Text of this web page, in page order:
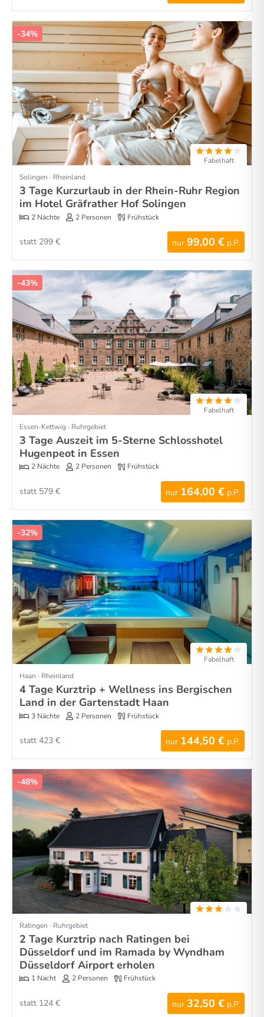
-34%
Fabelhaft
Solingen · Rheinland
3 Tage Kurzurlaub in der Rhein-Ruhr Region
im Hotel Gräfrather Hof Solingen
2 Nächte 2 Personen Frühstück
nur 99,00 € p.P.
statt 299 €
-43%
Fabelhaft
Essen-Kettwig · Ruhrgebiet
3 Tage Auszeit im 5-Sterne Schlosshotel
Hugenpeot in Essen
2 Nächte 2 Personen Frühstück
nur 164,00 € p.P.
statt 579 €
-32%
Fabelhaft
Haan · Rheinland
4 Tage Kurztrip + Wellness ins Bergischen
Land in der Gartenstadt Haan
3 Nächte 2 Personen Frühstück
nur 144,50 € p.P.
statt 423 €
-48%
Ratingen · Ruhrgebiet
2 Tage Kurztrip nach Ratingen bei
Düsseldorf und im Ramada by Wyndham
Düsseldorf Airport erholen
1 Nacht 2 Personen Frühstück
nur 32,50 € p.P.
statt 124 €